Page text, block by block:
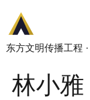
东方文明传播工程
林小雅